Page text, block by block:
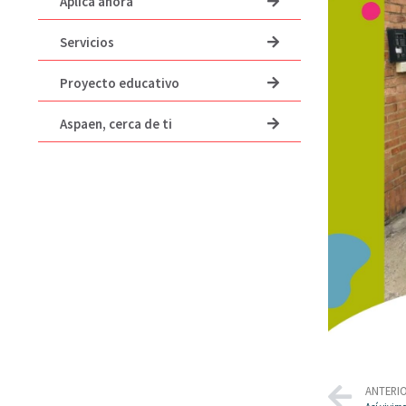
Servicios
Proyecto educativo
Aspaen, cerca de ti